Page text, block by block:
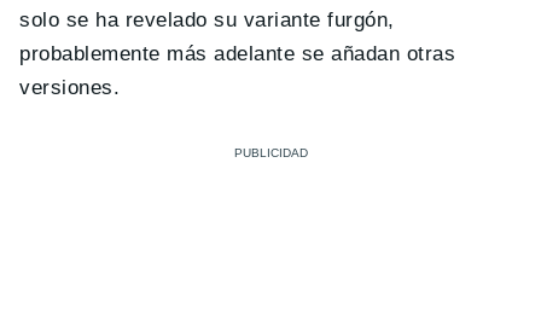
solo se ha revelado su variante furgón,
probablemente más adelante se añadan otras
versiones.